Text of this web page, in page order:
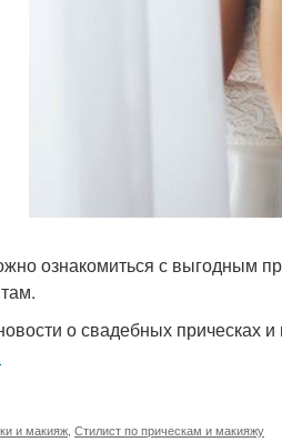
ознакомиться с выгодным
о свадебных прическах
и макияж Стилист по прическам и макияжу